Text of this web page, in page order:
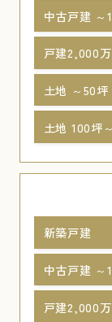
中古戸建 ～
戸建2,000
土地 ～50坪
土地 100坪～
新築戸建
中古戸建 ～
戸建2,000